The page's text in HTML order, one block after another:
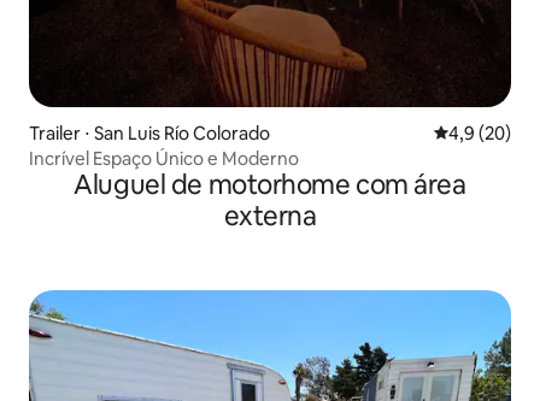
Trailer ⋅ San Luis Río Colorado 4,9 de uma
4,9 (20)
Incrível Espaço Único e Moderno
Aluguel de motorhome com área
externa